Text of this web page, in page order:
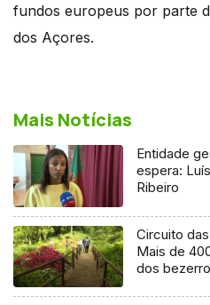
fundos europeus por parte
dos Açores.
Mais Notícias
Entidade
espera:
Ribeiro
Circuito
Mais de
dos